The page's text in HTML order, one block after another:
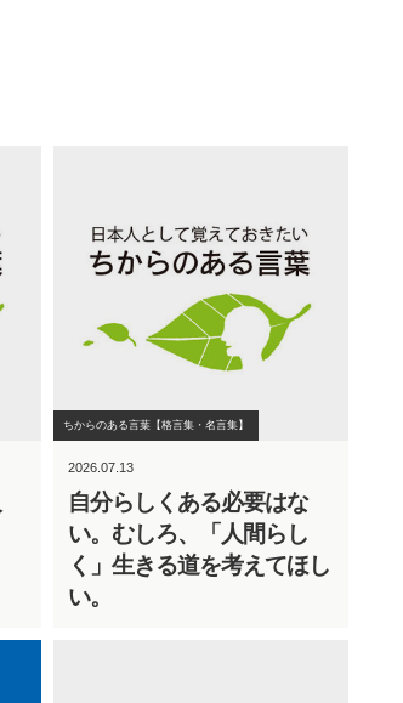
2026.07.13
自分らしくある必要はな
い。むしろ、「人間らし
く」生きる道を考えてほし
い。
ちからのある言葉【格言集・名言集】